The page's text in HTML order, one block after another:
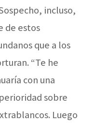
incluso,
de estos
que a los
“Te he
con una
sobre
Luego